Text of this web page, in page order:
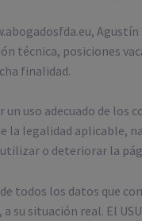
técnica, posiciones
finalidad.
un uso adecuado de
la legalidad aplicable,
o deteriorar la
todos los datos que
su situación real. El